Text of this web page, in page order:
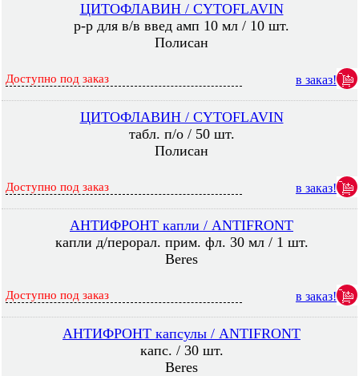
ЦИТОФЛАВИН / CYTOFLAVIN
р-р для в/в введ амп 10 мл / 10 шт.
Полисан
Доступно под заказ в заказ!
ЦИТОФЛАВИН / CYTOFLAVIN
табл. п/о / 50 шт.
Полисан
Доступно под заказ в заказ!
АНТИФРОНТ капли / ANTIFRONT
капли д/перорал. прим. фл. 30 мл / 1 шт.
Beres
Доступно под заказ в заказ!
АНТИФРОНТ капсулы / ANTIFRONT
капс. / 30 шт.
Beres